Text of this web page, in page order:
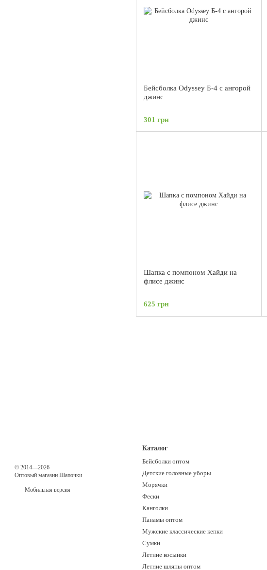
Бейсболка Odyssey Б-4 с ангорой
джинс
301 грн
Шапка с помпоном Хайди на
флисе джинс
625 грн
© 2014—2026
Оптовый магазин Шапочки
Мобильная версия
Каталог
Бейсболки оптом
Детские головные уборы
Морячки
Фески
Канголки
Панамы оптом
Мужские классические кепки
Сумки
Летние косынки
Летние шляпы оптом